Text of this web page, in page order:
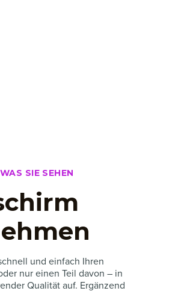
SIE SEHEN
und einfach Ihren
nur einen Teil davon – in
Qualität auf. Ergänzend